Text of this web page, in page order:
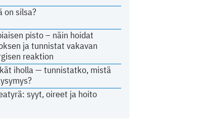
on silsa?
pisto – näin hoidat
ja tunnistat vakavan
reaktion
iholla — tunnistatko, mistä
syyt, oireet ja hoito